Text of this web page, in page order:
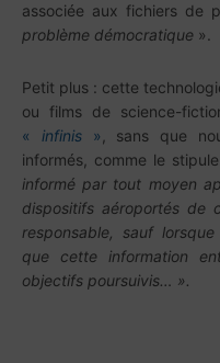
associée aux fichiers de
problème démocratique ».
Petit plus : cette
ou films de science-
« infinis» , sans que
informés, comme le
informé par tout moyen
dispositifs aéroportés de
responsable, sauf
que cette information
objectifs poursuivis… ».